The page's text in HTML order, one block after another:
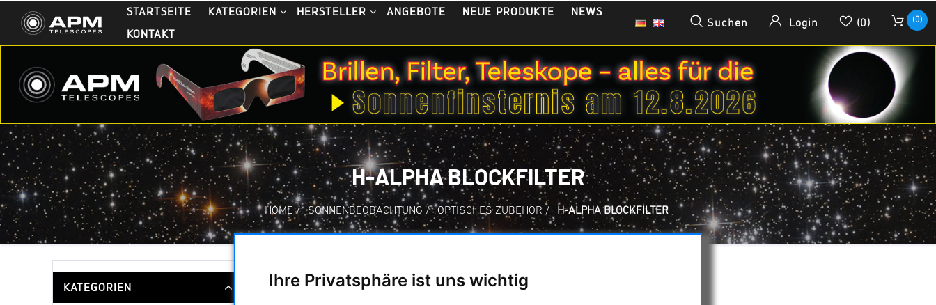
Ihre Privatsphäre ist uns wichtig
STARTSEITE KATEGORIEN HERSTELLER ANGEBOTE NEUE PRODUKTE
NEWS
KONTAKT
Suchen Login (0) (0)
H-ALPHA BLOCKFILTER
HOME / SONNENBEOBACHTUNG / OPTISCHES ZUBEHÖR / H-ALPHA BLOCKFILTER
KATEGORIEN